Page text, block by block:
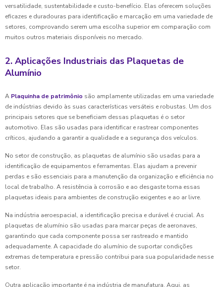
versatilidade, sustentabilidade e custo-benefício. Elas oferecem soluções
eficazes e duradouras para identificação e marcação em uma variedade de
setores, comprovando serem uma escolha superior em comparação com
muitos outros materiais disponíveis no mercado.
2. Aplicações Industriais das Plaquetas de
Alumínio
A Plaquinha de patrimônio são amplamente utilizadas em uma variedade
de indústrias devido às suas características versáteis e robustas. Um dos
principais setores que se beneficiam dessas plaquetas é o setor
automotivo. Elas são usadas para identificar e rastrear componentes
críticos, ajudando a garantir a qualidade e a segurança dos veículos.
No setor de construção, as plaquetas de alumínio são usadas para a
identificação de equipamentos e ferramentas. Elas ajudam a prevenir
perdas e são essenciais para a manutenção da organização e eficiência no
local de trabalho. A resistência à corrosão e ao desgaste torna essas
plaquetas ideais para ambientes de construção exigentes e ao ar livre.
Na indústria aeroespacial, a identificação precisa e durável é crucial. As
plaquetas de alumínio são usadas para marcar peças de aeronaves,
garantindo que cada componente possa ser rastreado e mantido
adequadamente. A capacidade do alumínio de suportar condições
extremas de temperatura e pressão contribui para sua popularidade nesse
setor.
Outra aplicação importante é na indústria de manufatura. Aqui, as